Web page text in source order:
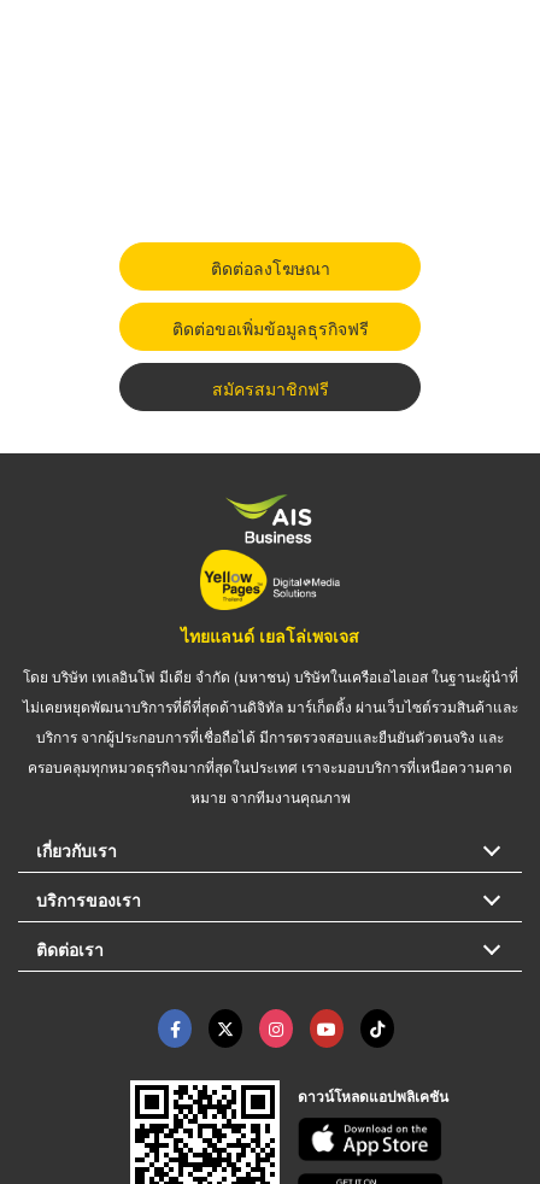
ติดต่อลงโฆษณา
ติดต่อขอเพิ่มข้อมูลธุรกิจฟรี
สมัครสมาชิกฟรี
ไทยแลนด์ เยลโล่เพจเจส
โดย บริษัท เทเลอินโฟ มีเดีย จำกัด (มหาชน) บริษัทในเครือเอไอเอส ในฐานะผู้นำที่
ไม่เคยหยุดพัฒนาบริการที่ดีที่สุดด้านดิจิทัล มาร์เก็ตติ้ง ผ่านเว็บไซต์รวมสินค้าและ
บริการ จากผู้ประกอบการที่เชื่อถือได้ มีการตรวจสอบและยืนยันตัวตนจริง และ
ครอบคลุมทุกหมวดธุรกิจมากที่สุดในประเทศ เราจะมอบบริการที่เหนือความคาด
หมาย จากทีมงานคุณภาพ
เกี่ยวกับเรา
บริการของเรา
ติดต่อเรา
ดาวน์โหลดแอปพลิเคชัน